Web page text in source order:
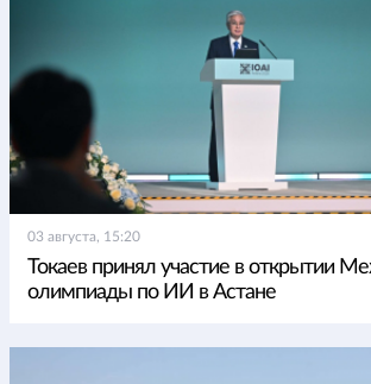
03 августа, 15:20
Токаев принял участие в открытии
олимпиады по ИИ в Астане